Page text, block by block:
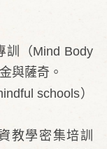
訓（Mind Body
與薩奇。
schools）
教學密集培訓